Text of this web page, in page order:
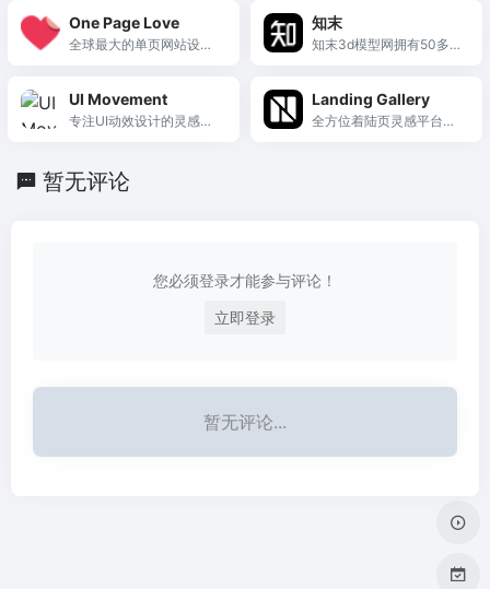
验证的顶级 UI 设计落地细
节。
One Page Love
全球最大的单页网站设计
买模板，覆盖产品、活
动、作品集等多种场景。
知末
知末3d模型网拥有50多万
景,家具,交通工具及户外等
立体3d模型下载.下载免费
UI Movement
专注UI动效设计的灵感平
动效场景。
Landing Gallery
全方位着陆页灵感平台，
暂无评论
您必须登录才能参与评论！
立即登录
暂无评论...